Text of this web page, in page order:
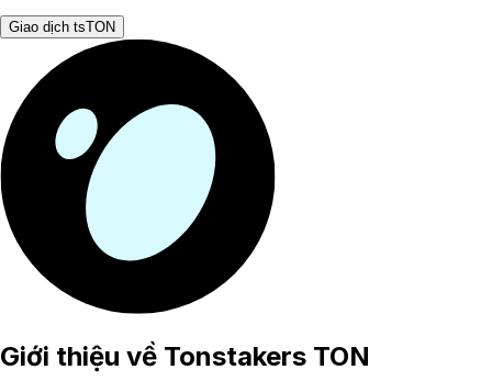
Giao dịch tsTON
Giới thiệu về Tonstakers TON